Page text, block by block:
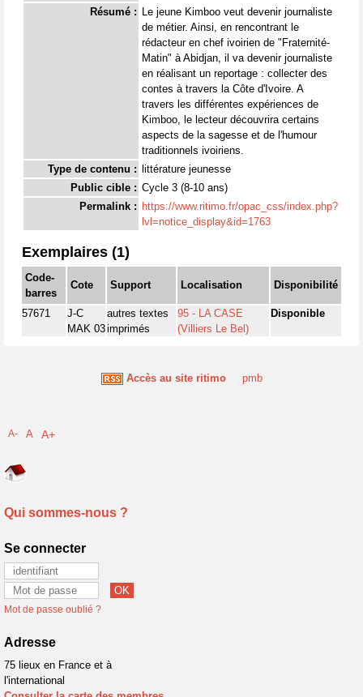
Résumé : Le jeune Kimboo veut devenir journaliste
de métier. Ainsi, en rencontrant le
rédacteur en chef ivoirien de "Fraternité-
Matin" à Abidjan, il va devenir journaliste
en réalisant un reportage : collecter des
contes à travers la Côte d'Ivoire. A
travers les différentes expériences de
Kimboo, le lecteur découvrira certains
aspects de la sagesse et de l'humour
traditionnels ivoiriens.
Type de contenu :
littérature jeunesse
Public cible : Cycle 3 (8-10 ans)
Permalink : https://www.ritimo.fr/opac_css/index.php?
lvl=notice_display&id=1763
Exemplaires (1)
Code-
barres
Cote Support Localisation Disponibilité
57671
J-C
MAK 03
autres textes
imprimés
95 - LA CASE
(Villiers Le Bel)
Disponible
Accès au site ritimo pmb
A- A A+
Qui sommes-nous ?
Se connecter
Mot de passe oublié ?
Adresse
75 lieux en France et à
l'international